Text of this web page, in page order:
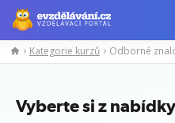
Kategorie kurzů Odborné
Vyberte si z